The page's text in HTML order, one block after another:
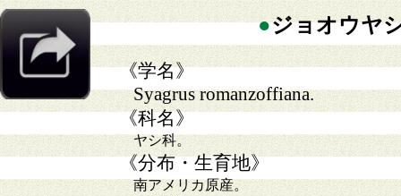
●ジョオウヤ
《学名》
Syagrus romanzoffiana.
《科名》
ヤシ科。
《分布・生育地》
南アメリカ原産。